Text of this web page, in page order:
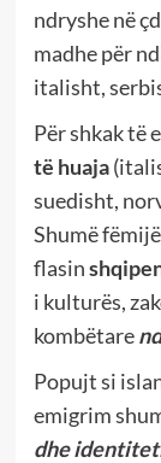
ndryshe në
madhe për
italisht,
Për shkak të
të huaja
suedisht,
Shumë
flasin
i kulturës,
kombëtare
Popujt si
emigrim
dhe